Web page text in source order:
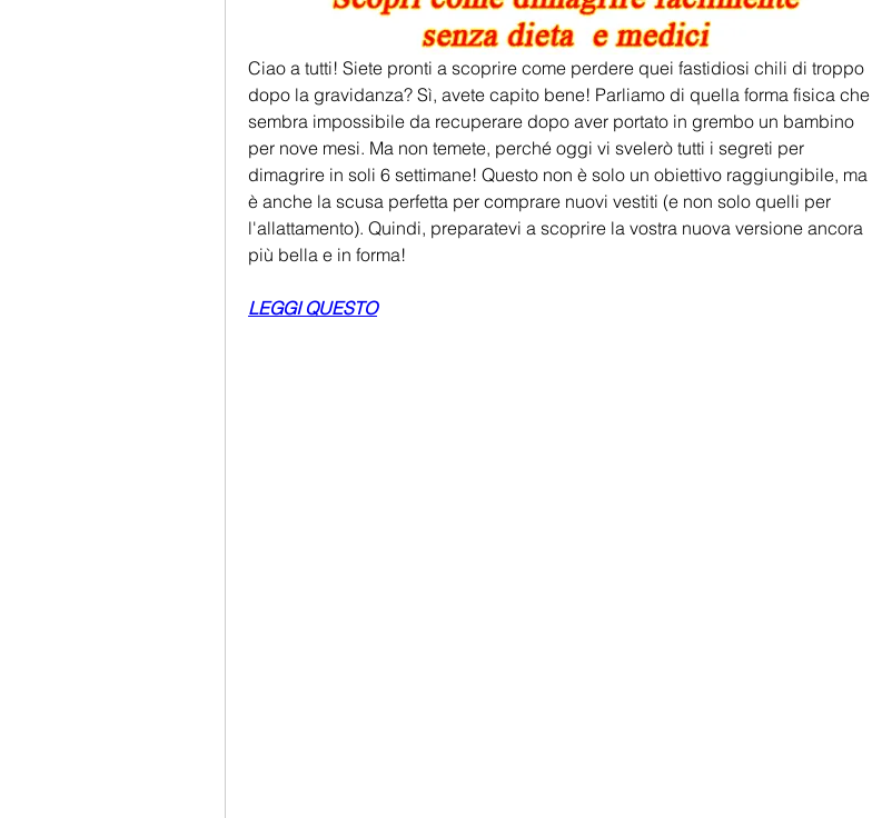
Ciao a tutti! Siete pronti a scoprire come perdere quei fastidiosi chili di troppo
dopo la gravidanza? Sì, avete capito bene! Parliamo di quella forma fisica che
sembra impossibile da recuperare dopo aver portato in grembo un bambino
per nove mesi. Ma non temete, perché oggi vi svelerò tutti i segreti per
dimagrire in soli 6 settimane! Questo non è solo un obiettivo raggiungibile, ma
è anche la scusa perfetta per comprare nuovi vestiti (e non solo quelli per
l'allattamento). Quindi, preparatevi a scoprire la vostra nuova versione ancora
più bella e in forma!
LEGGI QUESTO